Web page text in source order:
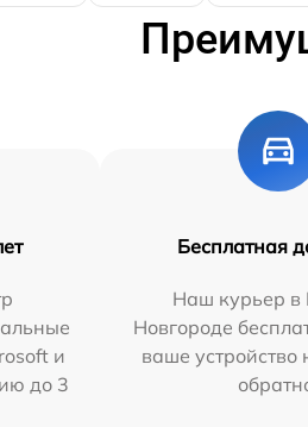
и
до 3
Бесплатная
Наш курьер
Новгороде
ваше устройство